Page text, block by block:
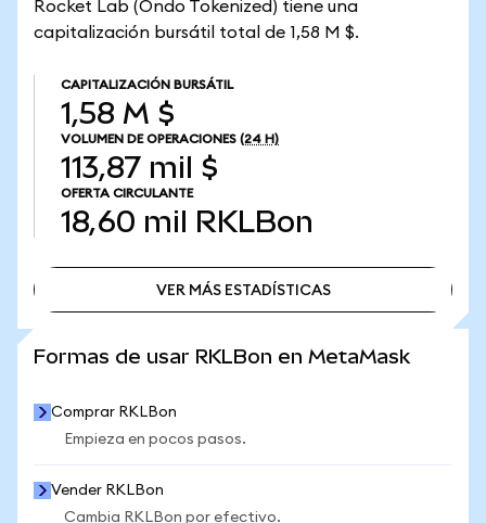
Rocket Lab (Ondo Tokenized) tiene una
capitalización bursátil total de 1,58 M $.
CAPITALIZACIÓN BURSÁTIL
1,58 M $
VOLUMEN DE OPERACIONES (24 H)
113,87 mil $
OFERTA CIRCULANTE
18,60 mil RKLBon
VER MÁS ESTADÍSTICAS
Formas de usar RKLBon en MetaMask
Comprar RKLBon
Empieza en pocos pasos.
Vender RKLBon
Cambia RKLBon por efectivo.